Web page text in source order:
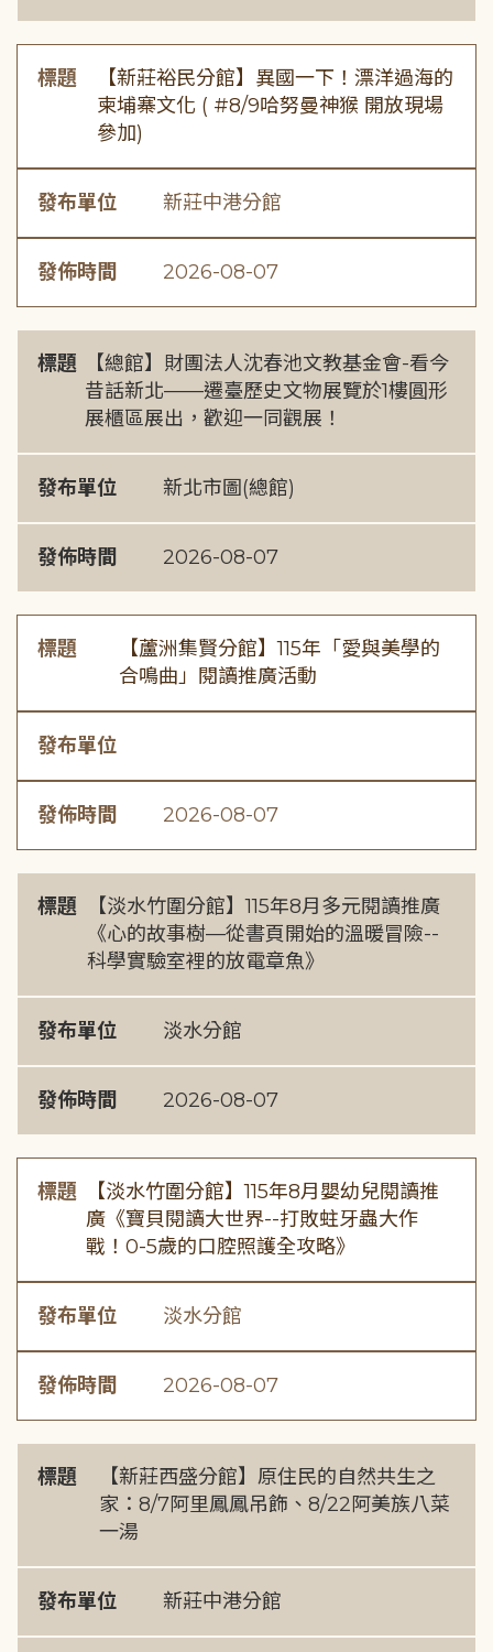
標題
【新莊裕民分館】異國一下！漂洋過海的
柬埔寨文化 ( #8/9哈努曼神猴 開放現場
參加)
發布單位 新莊中港分館
發佈時間 2026-08-07
標題
【總館】財團法人沈春池文教基金會-看今
昔話新北——遷臺歷史文物展覽於1樓圓形
展櫃區展出，歡迎一同觀展！
發布單位 新北市圖(總館)
發佈時間 2026-08-07
標題
【蘆洲集賢分館】115年「愛與美學的
合鳴曲」閱讀推廣活動
發布單位
發佈時間 2026-08-07
標題
【淡水竹圍分館】115年8月多元閱讀推廣
《心的故事樹—從書頁開始的溫暖冒險--
科學實驗室裡的放電章魚》
發布單位 淡水分館
發佈時間 2026-08-07
標題
【淡水竹圍分館】115年8月嬰幼兒閱讀推
廣《寶貝閱讀大世界--打敗蛀牙蟲大作
戰！0-5歲的口腔照護全攻略》
發布單位 淡水分館
發佈時間 2026-08-07
標題
【新莊西盛分館】原住民的自然共生之
家：8/7阿里鳳鳳吊飾、8/22阿美族八菜
一湯
發布單位 新莊中港分館